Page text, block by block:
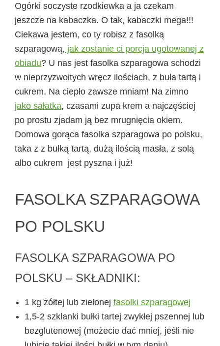
Ogórki soczyste rzodkiewka a ja czekam
jeszcze na kabaczka. O tak, kabaczki mega!!!
Ciekawa jestem, co ty robisz z fasolką
szparagową, jak zostanie ci porcja ugotowanej z
obiadu? U nas jest fasolka szparagowa schodzi
w nieprzyzwoitych wręcz ilościach, z buła tartą i
cukrem. Na ciepło zawsze mniam! Na zimno
jako sałatka, czasami zupa krem a najczęściej
po prostu zjadam ją bez mrugnięcia okiem.
Domowa gorąca fasolka szparagowa po polsku,
taka z z bułką tartą, dużą ilością masła, z solą
albo cukrem jest pyszna i już!
FASOLKA SZPARAGOWA
PO POLSKU
FASOLKA SZPARAGOWA PO
POLSKU – SKŁADNIKI:
1 kg żółtej lub zielonej fasolki szparagowej
1,5-2 szklanki bułki tartej zwykłej pszennej lub
bezglutenowej (możecie dać mniej, jeśli nie